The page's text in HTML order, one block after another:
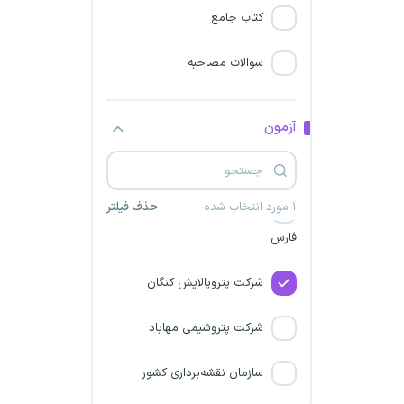
کتاب جامع
سوالات مصاحبه
آزمون
۱ مورد انتخاب شده حذف فیلتر
خاورمیانه
شرکت پالایش گاز بیدبلند خلیج
فارس
شرکت پتروپالایش کنگان
شرکت پتروشیمی مهاباد
سازمان نقشه‌برداری کشور